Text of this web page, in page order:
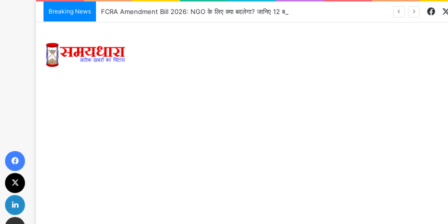
Breaking News FCRA Amendment Bill 2026: NGO के लिए क्या बदलेगा? जानिए 12 बड़े बदलाव